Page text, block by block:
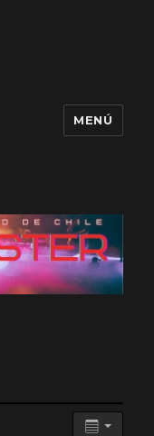
MENÚ